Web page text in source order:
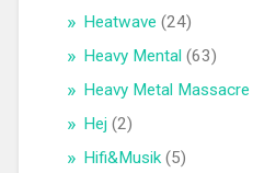
Heatwave (24)
Heavy Mental (63)
Heavy Metal Massacre
Hej (2)
Hifi&Musik(5)